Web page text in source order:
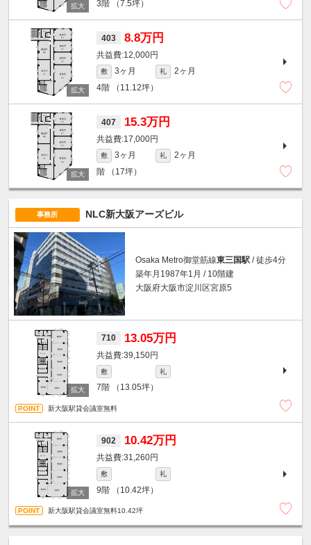
3階 （7.5坪）
403 8.8万円
12,000円
敷 3ヶ月 礼
2ヶ月
4階
（11.12坪）
407 15.3万円
17,000円
敷 3ヶ月 礼
2ヶ月
階
（17坪）
事務所 NLC新大阪アーズビル
Osaka Metro御堂筋線東三国駅 / 徒歩4分
築年月1987年1月 / 10階建
大阪府大阪市淀川区宮原5
710 13.05万円
39,150円
敷 礼
7階 （13.05坪）
新大阪駅貸会議室無料
902 10.42万円
31,260円
敷 礼
9階 （10.42坪）
新大阪駅貸会議室無料10.42坪